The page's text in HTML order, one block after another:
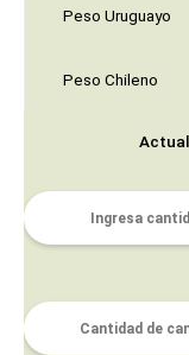
Peso Uruguayo
Peso Chileno